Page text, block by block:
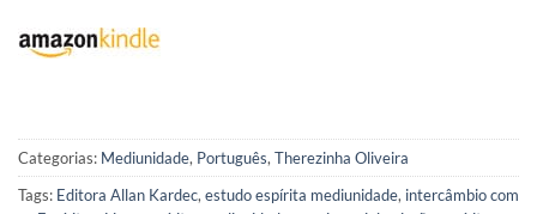
Categorias: Mediunidade, Português, Therezinha Oliveira
Tags: Editora Allan Kardec, estudo espírita mediunidade, intercâmbio com